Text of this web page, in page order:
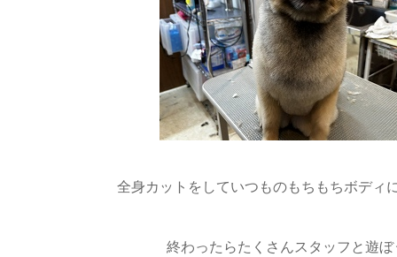
全身カットをしていつものもちもちボディ
終わったらたくさんスタッフと遊